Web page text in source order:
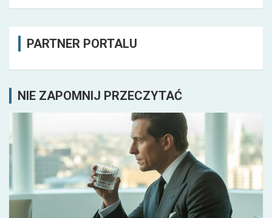
PARTNER PORTALU
NIE ZAPOMNIJ PRZECZYTAĆ